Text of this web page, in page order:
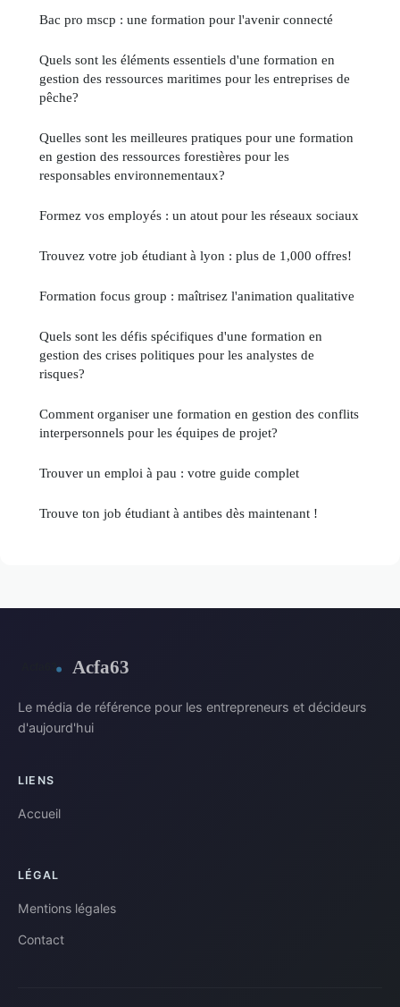
Bac pro mscp : une formation pour l'avenir connecté
Quels sont les éléments essentiels d'une formation en
gestion des ressources maritimes pour les entreprises de
pêche?
Quelles sont les meilleures pratiques pour une formation
en gestion des ressources forestières pour les
responsables environnementaux?
Formez vos employés : un atout pour les réseaux sociaux
Trouvez votre job étudiant à lyon : plus de 1,000 offres!
Formation focus group : maîtrisez l'animation qualitative
Quels sont les défis spécifiques d'une formation en
gestion des crises politiques pour les analystes de
risques?
Comment organiser une formation en gestion des conflits
interpersonnels pour les équipes de projet?
Trouver un emploi à pau : votre guide complet
Trouve ton job étudiant à antibes dès maintenant !
Acfa63
Le média de référence pour les entrepreneurs et décideurs
d'aujourd'hui
LIENS
Accueil
LÉGAL
Mentions légales
Contact